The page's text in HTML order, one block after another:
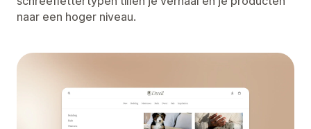
naar een hoger niveau.